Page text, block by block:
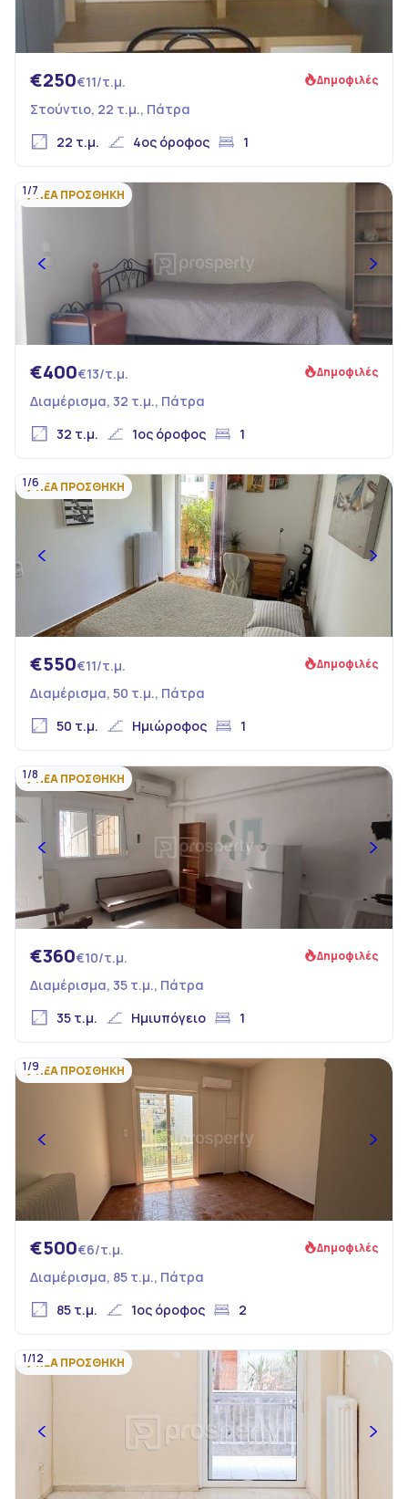
€250€11/τ.μ. Δημοφιλές
Στούντιο, 22 τ.μ., Πάτρα
22 τ.μ.
4ος όροφος 1
ΝΕΑ ΠΡΟΣΘΗΚΗ
1/7
€400€13/τ.μ. Δημοφιλές
Διαμέρισμα, 32 τ.μ., Πάτρα
32 τ.μ.
1ος όροφος 1
ΝΕΑ ΠΡΟΣΘΗΚΗ
1/6
€550€11/τ.μ. Δημοφιλές
Διαμέρισμα, 50 τ.μ., Πάτρα
50 τ.μ.
Ημιώροφος 1
ΝΕΑ ΠΡΟΣΘΗΚΗ
1/8
€360€10/τ.μ. Δημοφιλές
Διαμέρισμα, 35 τ.μ., Πάτρα
35 τ.μ.
Ημιυπόγειο 1
ΝΕΑ ΠΡΟΣΘΗΚΗ
1/9
€500€6/τ.μ. Δημοφιλές
Διαμέρισμα, 85 τ.μ., Πάτρα
85 τ.μ.
1ος όροφος 2
ΝΕΑ ΠΡΟΣΘΗΚΗ
1/12